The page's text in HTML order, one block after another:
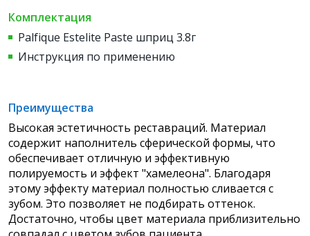
Комплектация
Palfique Estelite Paste шприц 3.8г
Инструкция по применению
Преимущества
Высокая эстетичность реставраций. Материал
содержит наполнитель сферической формы, что
обеспечивает отличную и эффективную
полируемость и эффект "хамелеона". Благодаря
этому эффекту материал полностью сливается с
зубом. Это позволяет не подбирать оттенок.
Достаточно, чтобы цвет материала приблизительно